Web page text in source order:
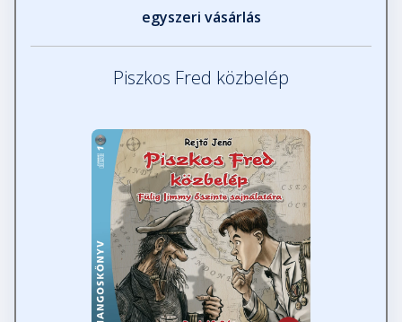
egyszeri vásárlás
Piszkos Fred közbelép